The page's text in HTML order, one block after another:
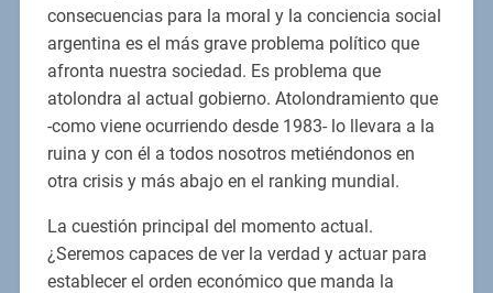
consecuencias para la moral y la conciencia social
argentina es el más grave problema político que
afronta nuestra sociedad. Es problema que
atolondra al actual gobierno. Atolondramiento que
-como viene ocurriendo desde 1983- lo llevara a la
ruina y con él a todos nosotros metiéndonos en
otra crisis y más abajo en el ranking mundial.
La cuestión principal del momento actual.
¿Seremos capaces de ver la verdad y actuar para
establecer el orden económico que manda la